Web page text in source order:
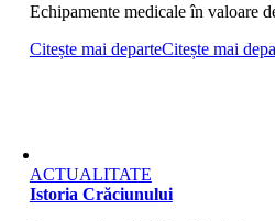
Echipamente medicale în valoare
Citește mai departeCitește mai
ACTUALITATE
Istoria Crăciunului